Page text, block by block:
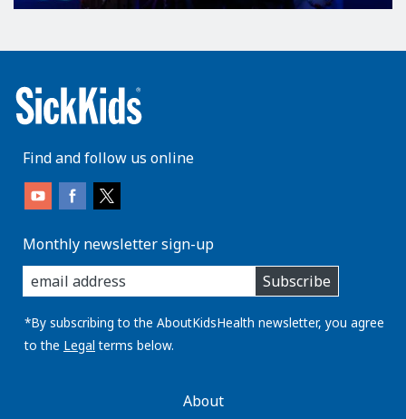
Find and follow us online
Monthly newsletter sign-up
enter
you
email
address:
Subscribe
*By subscribing to the AboutKidsHealth newsletter, you agree
to the Legal terms below.
AboutKidsHealthAbout